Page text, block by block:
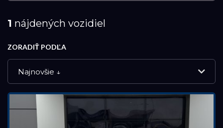
1 nájdených vozidiel
ZORADIŤ PODĽA
Najnovšie ↓
NOVÉ VOZIDLÁ